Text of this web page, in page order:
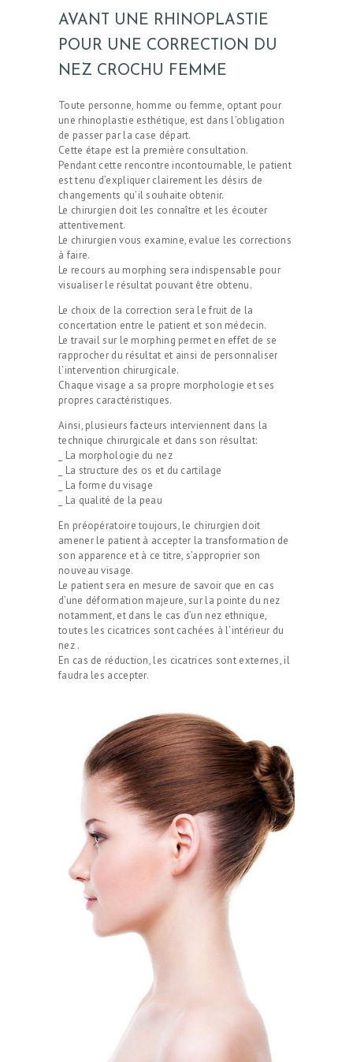
CHIRURGIE
ESTHÉTIQUE
INTERVENTIONS
MÉDECINS
AVANT UNE RHINOPLASTIE
POUR UNE CORRECTION DU
NEZ CROCHU FEMME
Toute personne, homme ou femme, optant pour
une rhinoplastie esthétique, est dans l’obligation
de passer par la case départ.
Cette étape est la première consultation.
Pendant cette rencontre incontournable, le patient
est tenu d’expliquer clairement les désirs de
changements qu’il souhaite obtenir.
Le chirurgien doit les connaître et les écouter
attentivement.
Le chirurgien vous examine, evalue les corrections
à faire.
Le recours au morphing sera indispensable pour
visualiser le résultat pouvant être obtenu.
Le choix de la correction sera le fruit de la
concertation entre le patient et son médecin.
Le travail sur le morphing permet en effet de se
rapprocher du résultat et ainsi de personnaliser
l’intervention chirurgicale.
Chaque visage a sa propre morphologie et ses
propres caractéristiques.
Ainsi, plusieurs facteurs interviennent dans la
technique chirurgicale et dans son résultat:
_ La morphologie du nez
_ La structure des os et du cartilage
_ La forme du visage
_ La qualité de la peau
En préopératoire toujours, le chirurgien doit
amener le patient à accepter la transformation de
son apparence et à ce titre, s’approprier son
nouveau visage.
Le patient sera en mesure de savoir que en cas
d’une déformation majeure, sur la pointe du nez
notamment, et dans le cas d’un nez ethnique,
toutes les cicatrices sont cachées à l’intérieur du
nez .
En cas de réduction, les cicatrices sont externes, il
faudra les accepter.